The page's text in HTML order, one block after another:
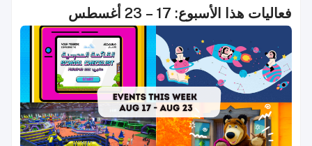
فعاليات هذا الأسبوع: 17 – 23 أغسطس